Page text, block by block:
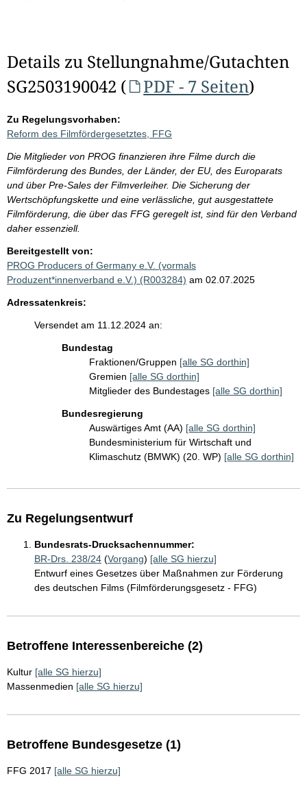
Details zu Stellungnahme/Gutachten
SG2503190042 (
PDF - 7 Seiten)
Zu Regelungsvorhaben:
Reform des Filmfördergesetztes, FFG
Die Mitglieder von PROG finanzieren ihre Filme durch die
Filmförderung des Bundes, der Länder, der EU, des Europarats
und über Pre-Sales der Filmverleiher. Die Sicherung der
Wertschöpfungskette und eine verlässliche, gut ausgestattete
Filmförderung, die über das FFG geregelt ist, sind für den Verband
daher essenziell.
Bereitgestellt von:
PROG Producers of Germany e.V. (vormals
Produzent*innenverband e.V.) (R003284) am 02.07.2025
Adressatenkreis:
Versendet am 11.12.2024 an:
Bundestag
Fraktionen/Gruppen [alle SG dorthin]
Gremien [alle SG dorthin]
Mitglieder des Bundestages [alle SG dorthin]
Bundesregierung
Auswärtiges Amt (AA) [alle SG dorthin]
Bundesministerium für Wirtschaft und
Klimaschutz (BMWK) (20. WP) [alle SG dorthin]
Zu Regelungsentwurf
Bundesrats-Drucksachennummer:
BR-Drs. 238/24 (Vorgang) [alle SG hierzu]
Entwurf eines Gesetzes über Maßnahmen zur Förderung
des deutschen Films (Filmförderungsgesetz - FFG)
Betroffene Interessenbereiche (2)
Kultur [alle SG hierzu]
Massenmedien [alle SG hierzu]
Betroffene Bundesgesetze (1)
FFG 2017 [alle SG hierzu]